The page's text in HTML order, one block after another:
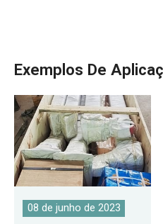
Exemplos De
08 de junho de 2023